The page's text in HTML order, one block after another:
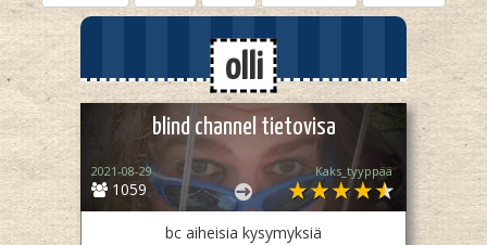
olli
blind channel tietovisa
1059
2021-08-29 Kaks_tyyppää
bc aiheisia kysymyksiä